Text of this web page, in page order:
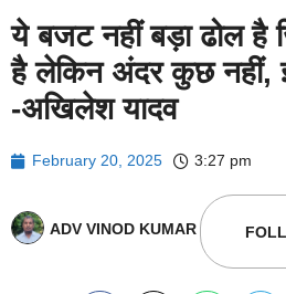
ये बजट नहीं बड़ा ढोल
है लेकिन अंदर कुछ नहीं,
-अखिलेश यादव
February 20, 2025 3:27 pm
ADV VINOD KUMAR